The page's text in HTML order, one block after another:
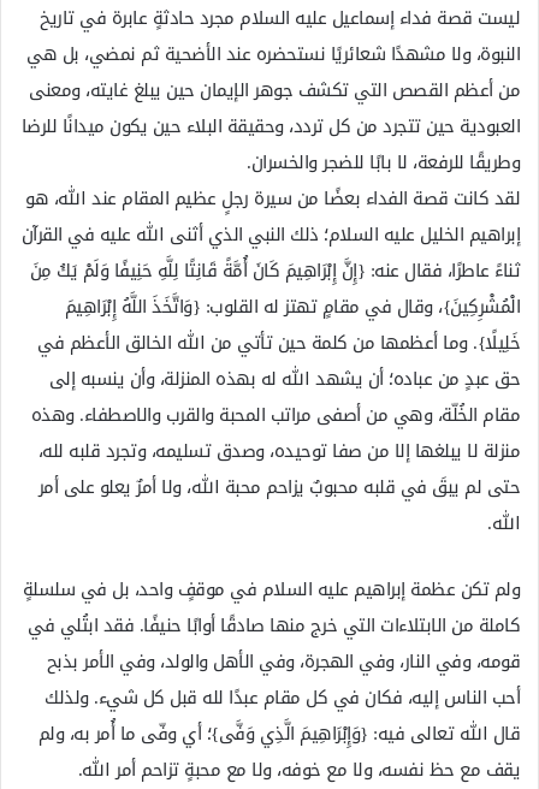
ن
ليست قصة فداء إسماعيل عليه السلام مجرد حادثةٍ عابرة في تاريخ
النبوة، ولا مشهدًا شعائريًا نستحضره عند الأضحية ثم نمضي، بل هي
من أعظم القصص التي تكشف جوهر الإيمان حين يبلغ غايته، ومعنى
العبودية حين تتجرد من كل تردد، وحقيقة البلاء حين يكون ميدانًا للرضا
وطريقًا للرفعة، لا بابًا للضجر والخسران.
لقد كانت قصة الفداء بعضًا من سيرة رجلٍ عظيم المقام عند الله، هو
إبراهيم الخليل عليه السلام؛ ذلك النبي الذي أثنى الله عليه في القرآن
ثناءً عاطرًا، فقال عنه: {إِنَّ إِبْرَاهِيمَ كَانَ أُمَّةً قَانِتًا لِلَّهِ حَنِيفًا وَلَمْ يَكُ مِنَ
الْمُشْرِكِينَ}، وقال في مقامٍ تهتز له القلوب: {وَاتَّخَذَ اللَّهُ إِبْرَاهِيمَ
خَلِيلًا}. وما أعظمها من كلمة حين تأتي من الله الخالق الأعظم في
حق عبدٍ من عباده؛ أن يشهد الله له بهذه المنزلة، وأن ينسبه إلى
مقام الخُلّة، وهي من أصفى مراتب المحبة والقرب والاصطفاء. وهذه
منزلة لا يبلغها إلا من صفا توحيده، وصدق تسليمه، وتجرد قلبه لله،
حتى لم يبقَ في قلبه محبوبٌ يزاحم محبة الله، ولا أمرٌ يعلو على أمر
الله.
ولم تكن عظمة إبراهيم عليه السلام في موقفٍ واحد، بل في سلسلةٍ
كاملة من الابتلاءات التي خرج منها صادقًا أوابًا حنيفًا. فقد ابتُلي في
قومه، وفي النار، وفي الهجرة، وفي الأهل والولد، وفي الأمر بذبح
أحب الناس إليه، فكان في كل مقام عبدًا لله قبل كل شيء. ولذلك
قال الله تعالى فيه: {وَإِبْرَاهِيمَ الَّذِي وَفَّى}؛ أي وفّى ما أُمر به، ولم
يقف مع حظ نفسه، ولا مع خوفه، ولا مع محبةٍ تزاحم أمر الله.